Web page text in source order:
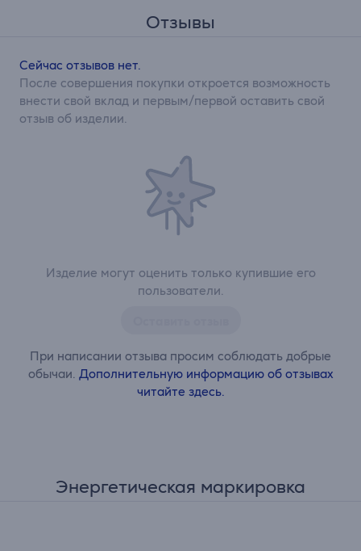
Отзывы
Изделие могут оценить только купившие его
пользователи.
При написании отзыва просим соблюдать добрые
обычаи. Дополнительную информацию об отзывах
читайте здесь.
Сейчас отзывов нет.
После совершения покупки откроется возможность
внести свой вклад и первым/первой оставить свой
отзыв об изделии.
Энергетическая маркировка